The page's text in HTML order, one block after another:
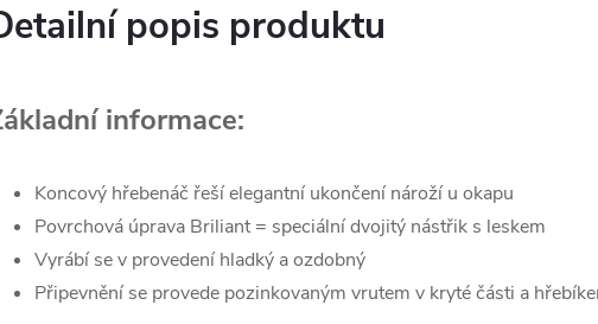
popis produktu
informace:
Koncový hřebenáč řeší elegantní ukončení nároží u okapu
Povrchová úprava Briliant = speciální dvojitý nástřik s leskem
Vyrábí se v provedení hladký a ozdobný
Připevnění se provede pozinkovaným vrutem v kryté části a